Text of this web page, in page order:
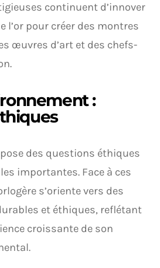
continuent d’innover
l’or pour créer des montres
œuvres d’art et des chefs-
:
pose des questions éthiques
importantes. Face à ces
s’oriente vers des
et éthiques, reflétant
croissante de son